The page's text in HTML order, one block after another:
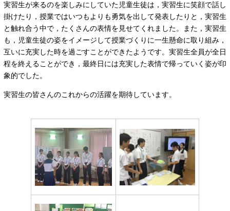
実習生が来るのを楽しみにしていた児童生徒は，実習生に笑顔で話し
掛けたり，授業ではいつもよりも勇気を出して発表したりと，実習生
と触れ合う中で，たくさんの表情を見せてくれました。また，実習生
も，児童生徒の姿をイメージして授業づくりに一生懸命に取り組み，
互いに充実した時を過ごすことができたようです。実習生全員が全日
程を終えることができ，最終日には充実した表情で帰っていく姿が印
象的でした。
実習生の皆さんのこれからの活躍を期待しています。